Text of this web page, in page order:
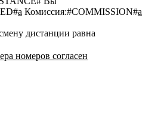
a Комиссия:#COMMISSION#a
дистанции равна
номеров согласен